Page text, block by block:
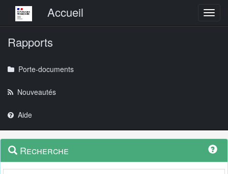
Menu principalAccueil
Rapports
Porte-documents
Nouveautés
Aide
Navigation
outils
Menu
contextuel
Recherche